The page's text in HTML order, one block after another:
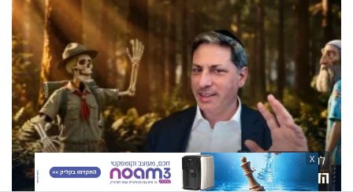
לומדים תורה
הדף היומי: מסכת חולין דף ק'
X